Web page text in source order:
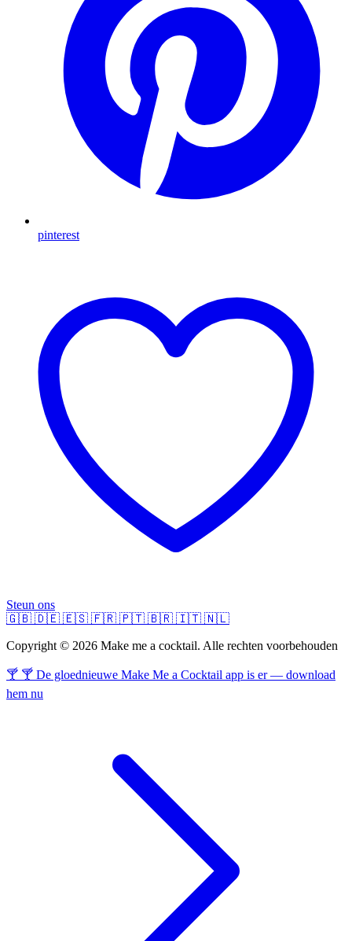
pinterest
Steun ons
🇬🇧 🇩🇪 🇪🇸 🇫🇷 🇵🇹 🇧🇷 🇮🇹 🇳🇱
Copyright © 2026 Make me a cocktail. Alle rechten voorbehouden
🍸 🍸 De gloednieuwe Make Me a Cocktail app is er — download
hem nu